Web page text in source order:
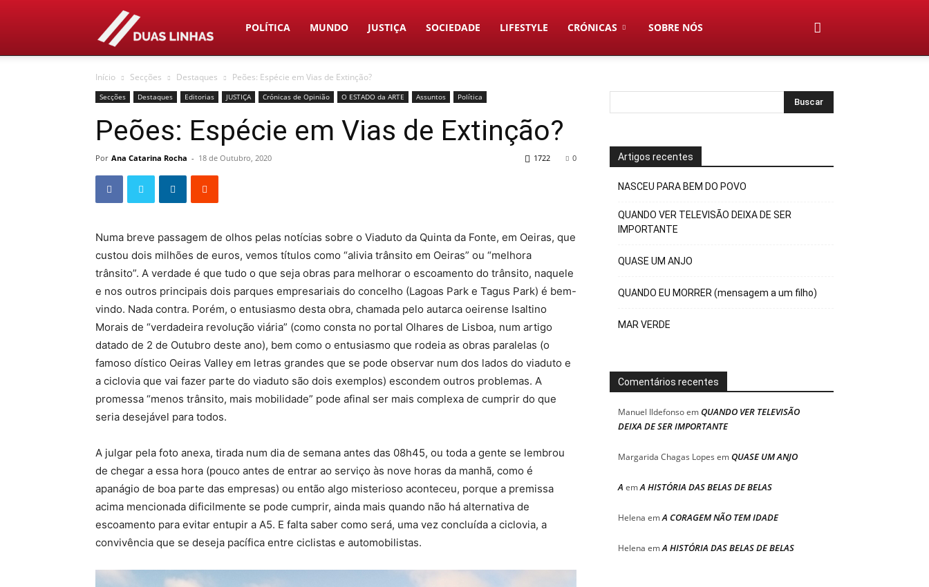
Duas
Linhas
POLÍTICA MUNDO JUSTIÇA SOCIEDADE LIFESTYLE CRÓNICAS SOBRE NÓS
Início Secções Destaques Peões: Espécie em Vias de Extinção?
Secções Destaques Editorias JUSTIÇA Crónicas de Opinião O ESTADO da ARTE Assuntos Política
Peões: Espécie em Vias de Extinção?
Por Ana Catarina Rocha - 18 de Outubro, 2020 0
1722
Numa breve passagem de olhos pelas notícias sobre o Viaduto da Quinta da Fonte, em Oeiras, que
custou dois milhões de euros, vemos títulos como “alivia trânsito em Oeiras” ou “melhora
trânsito”. A verdade é que tudo o que seja obras para melhorar o escoamento do trânsito, naquele
e nos outros principais dois parques empresariais do concelho (Lagoas Park e Tagus Park) é bem-
vindo. Nada contra. Porém, o entusiasmo desta obra, chamada pelo autarca oeirense Isaltino
Morais de “verdadeira revolução viária” (como consta no portal Olhares de Lisboa, num artigo
datado de 2 de Outubro deste ano), bem como o entusiasmo que rodeia as obras paralelas (o
famoso dístico Oeiras Valley em letras grandes que se pode observar num dos lados do viaduto e
a ciclovia que vai fazer parte do viaduto são dois exemplos) escondem outros problemas. A
promessa “menos trânsito, mais mobilidade” pode afinal ser mais complexa de cumprir do que
seria desejável para todos.
A julgar pela foto anexa, tirada num dia de semana antes das 08h45, ou toda a gente se lembrou
de chegar a essa hora (pouco antes de entrar ao serviço às nove horas da manhã, como é
apanágio de boa parte das empresas) ou então algo misterioso aconteceu, porque a premissa
acima mencionada dificilmente se pode cumprir, ainda mais quando não há alternativa de
escoamento para evitar entupir a A5. E falta saber como será, uma vez concluída a ciclovia, a
convivência que se deseja pacífica entre ciclistas e automobilistas.
Artigos recentes
NASCEU PARA BEM DO POVO
QUANDO VER TELEVISÃO DEIXA DE SER
IMPORTANTE
QUASE UM ANJO
QUANDO EU MORRER (mensagem a um filho)
MAR VERDE
Comentários recentes
Manuel IldefonsoemQUANDO VER TELEVISÃO
DEIXA DE SER IMPORTANTE
Margarida Chagas Lopes emQUASE UM ANJO
A emA HISTÓRIA DAS BELAS DE BELAS
Helena emA CORAGEM NÃO TEM IDADE
Helena emA HISTÓRIA DAS BELAS DE BELAS